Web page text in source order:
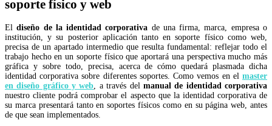
soporte físico y web
Eldiseño de la identidad corporativa de una firma, marca, empresa o
institución, y su posterior aplicación tanto en soporte físico como web,
precisa de un apartado intermedio que resulta fundamental: reflejar todo el
trabajo hecho en un soporte físico que aportará una perspectiva mucho más
gráfica y sobre todo, precisa, acerca de cómo quedará plasmada dicha
identidad corporativa sobre diferentes soportes. Como vemos en el master
en diseño gráfico y web , a través del manual de identidad corporativa
nuestro cliente podrá comprobar el aspecto que la identidad corporativa de
su marca presentará tanto en soportes físicos como en su página web, antes
de que sean implementados.